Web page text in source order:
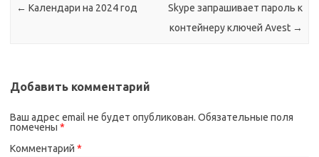
i
← Календари на 2024 год
Skype запрашивает пароль к
контейнеру ключей Avest →
Добавить комментарий
Ваш адрес email не будет опубликован. Обязательные поля
помечены *
Комментарий *